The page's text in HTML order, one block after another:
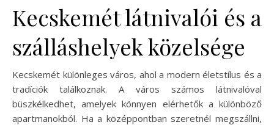
Kecskemét látnivalói és a
szálláshelyek közelsége
Kecskemét különleges város, ahol a modern életstílus és a
tradíciók találkoznak. A város számos látnivalóval
büszkélkedhet, amelyek könnyen elérhetők a különböző
apartmanokból. Ha a középpontban szeretnél megszállni,